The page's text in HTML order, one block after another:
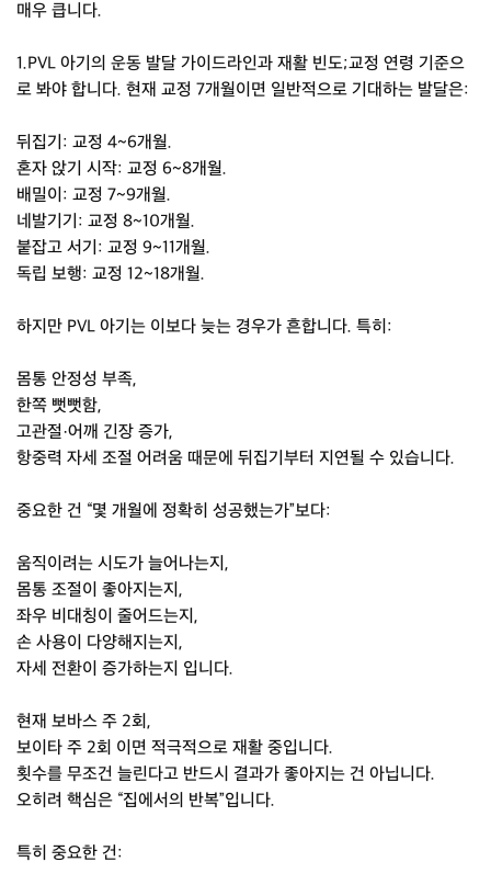
매우 큽니다.
1.PVL 아기의 운동 발달 가이드라인과 재활 빈도;교정 연령 기준으
로 봐야 합니다. 현재 교정 7개월이면 일반적으로 기대하는 발달은:
뒤집기: 교정 4~6개월.
혼자 앉기 시작: 교정 6~8개월.
배밀이: 교정 7~9개월.
네발기기: 교정 8~10개월.
붙잡고 서기: 교정 9~11개월.
독립 보행: 교정 12~18개월.
하지만 PVL 아기는 이보다 늦는 경우가 흔합니다. 특히:
몸통 안정성 부족,
한쪽 뻣뻣함,
고관절·어깨 긴장 증가,
항중력 자세 조절 어려움 때문에 뒤집기부터 지연될 수 있습니다.
중요한 건 “몇 개월에 정확히 성공했는가”보다:
움직이려는 시도가 늘어나는지,
몸통 조절이 좋아지는지,
좌우 비대칭이 줄어드는지,
손 사용이 다양해지는지,
자세 전환이 증가하는지 입니다.
현재 보바스 주 2회,
보이타 주 2회 이면 적극적으로 재활 중입니다.
횟수를 무조건 늘린다고 반드시 결과가 좋아지는 건 아닙니다.
오히려 핵심은 “집에서의 반복”입니다.
특히 중요한 건: